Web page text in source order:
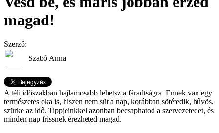
magad!
Szerző:
Szabó Anna
A téli időszakban hajlamosabb lehetsz a fáradtságra. Ennek van egy
természetes oka is, hiszen nem süt a nap, korábban sötétedik, hűvös,
szürke az idő. Tippjeinkkel azonban becsaphatod a szervezetedet, és
minden nap frissnek érezheted magad.